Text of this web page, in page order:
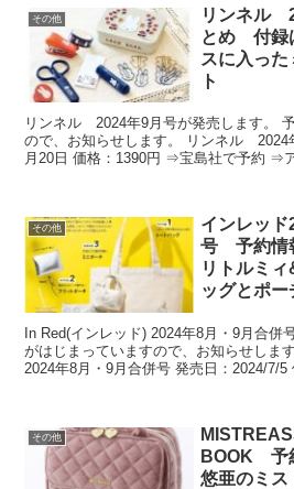
その他
リンネル
とめ 付録
スに入っ
ト
リンネル 2024年9月号が発売します。
ので、お知らせします。 リンネル 2024
月20日 価格：1390円 ⇒宝島社で予約 ⇒
その他
インレッ
号 予約情
リトルミ
ッグとポー
In Red(インレッド) 2024年8月・9月合併
がはじまっていますので、お知らせしま
2024年8月・9月合併号 発売日：2024/7/5
その他
BOOK 予
悠亜のミ